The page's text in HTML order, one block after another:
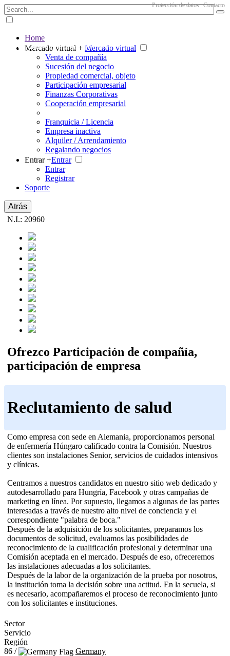
The big marketplace for business
Protección de datos Contacto
Home
Mercado virtual + Mercado virtual
Venta de compañía
Sucesión del negocio
Propiedad comercial, objeto
Participación empresarial
Finanzas Corporativas
Cooperación empresarial
Franquicia / Licencia
Empresa inactiva
Alquiler / Arrendamiento
Regalando negocios
Entrar +Entrar
Entrar
Registrar
Soporte
Atrás
N.I.: 20960
Ofrezco Participación de compañía,
participación de empresa
Reclutamiento de salud
Como empresa con sede en Alemania, proporcionamos personal
de enfermería Húngaro calificado contra la Comisión. Nuestros
clientes son instalaciones Senior, servicios de cuidados intensivos
y clínicas.
Centramos a nuestros candidatos en nuestro sitio web dedicado y
autodesarrollado para Hungría, Facebook y otras campañas de
marketing en línea. Por supuesto, llegamos a algunas de las partes
interesadas a través de nuestro alto nivel de conciencia y el
correspondiente "palabra de boca."
Después de la adquisición de los solicitantes, preparamos los
documentos de solicitud, evaluamos las posibilidades de
reconocimiento de la cualificación profesional y determinar una
Comisión aceptada en el mercado. Después de eso, ofreceremos
las instalaciones adecuadas a los solicitantes.
Después de la labor de la organización de la prueba por nosotros,
la institución toma la decisión sobre una actitud. En la secuela, si
es necesario, acompañaremos el proceso de reconocimiento junto
con los solicitantes e instituciones.
Sector
Servicio
Región
86 /
Germany